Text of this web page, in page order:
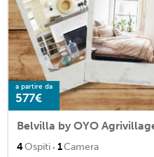
a partire da
577€
Belvilla by OYO
4Ospiti · 1Camera